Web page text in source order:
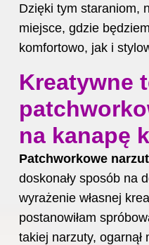
Dzięki tym staraniom,
miejsce, gdzie
komfortowo, jak i
Kreatywne
na kanapę
Patchworkowe
doskonały sposób na
wyrażenie własnej
postanowiłam
takiej narzuty,